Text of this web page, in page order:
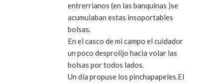
entrerrianos (en las banquinas )se
acumulaban estas insoportables
bolsas.
En el casco de mi campo el cuidador
un poco desprolijo hacìa volar las
bolsas por todos lados.
Un día propuse los pinchapapeles.El